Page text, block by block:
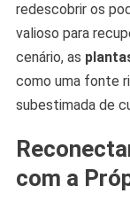
redescobrir os
valioso para
cenário, as
como uma fonte
subestimada de
com a